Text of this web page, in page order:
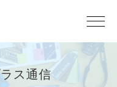
ス通信